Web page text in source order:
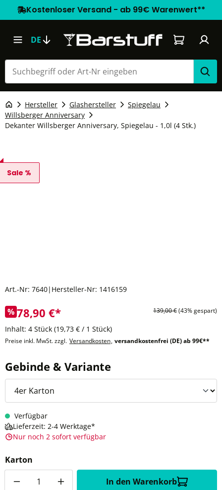
Kostenloser Versand - ab 99€ Warenwert**
DE Warenkorb
Hersteller Glashersteller
Spiegelau
Willsberger Anniversary
Dekanter Willsberger Anniversary, Spiegelau - 1,0l (4 Stk.)
Sale %
Art.-Nr: 7640| Hersteller-Nr: 1416159
% 78,90 €* 139,00 €(43% gespart)
Inhalt: 4 Stück (19,73 € / 1 Stück)
Preise inkl. MwSt. zzgl. Versandkosten, versandkostenfrei (DE) ab 99€**
Gebinde & Variante
Verfügbar
Lieferzeit: 2-4 Werktage*
Nur noch 2 sofort verfügbar
Karton
In den Warenkorb